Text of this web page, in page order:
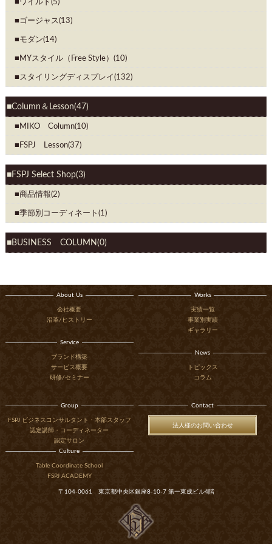
ワイルド(5)
ゴージャス(13)
モダン(14)
MYスタイル（Free Style）(10)
スタイリングディスプレイ(132)
Column＆Lesson(47)
MIKO Column(10)
FSPJ Lesson(37)
FSPJ Select Shop(3)
商品情報(2)
季節別コーディネート(1)
BUSINESS COLUMN(0)
About Us
会社概要
沿革/ヒストリー
Service
ブランド構築
サービス概要
研修/セミナー
Works
実績一覧
事業別実績
ギャラリー
News
トピックス
コラム
Group
FSPJ ビジネスコンサルタント・本部スタッフ
認定講師・コーディネーター
認定サロン
Culture
Table Coordinate School
FSPJ ACADEMY
Contact
法人様のお問い合わせ
〒104-0061 東京都中央区銀座8-10-7 第一東成ビル4階